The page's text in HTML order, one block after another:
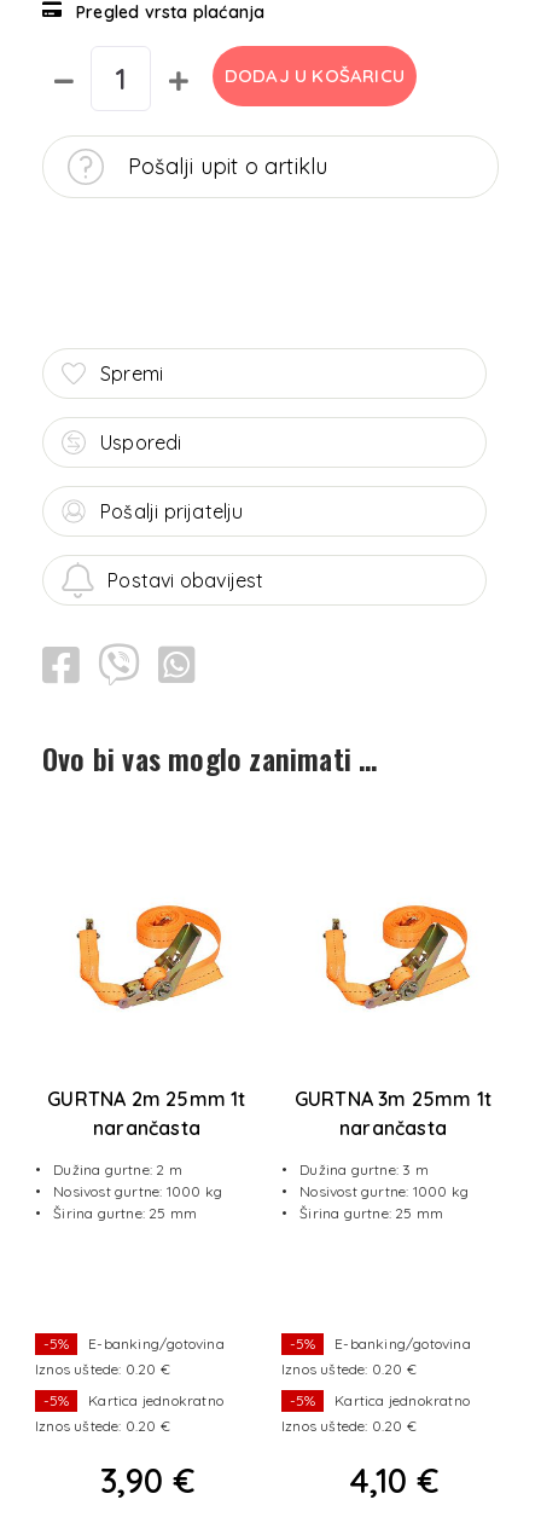
Pregled vrsta plaćanja
DODAJ U KOŠARICU
Pošalji upit o artiklu
Spremi
Usporedi
Pošalji prijatelju
Postavi obavijest
Ovo bi vas moglo zanimati …
GURTNA 2m 25mm 1t
narančasta
Dužina gurtne: 2 m
Nosivost gurtne: 1000 kg
Širina gurtne: 25 mm
-5%
E-banking/gotovina
Iznos uštede: 0.20 €
-5%
Kartica jednokratno
Iznos uštede: 0.20 €
3,90 €
GURTNA 3m 25mm 1t
narančasta
Dužina gurtne: 3 m
Nosivost gurtne: 1000 kg
Širina gurtne: 25 mm
-5%
E-banking/gotovina
Iznos uštede: 0.20 €
-5%
Kartica jednokratno
Iznos uštede: 0.20 €
4,10 €